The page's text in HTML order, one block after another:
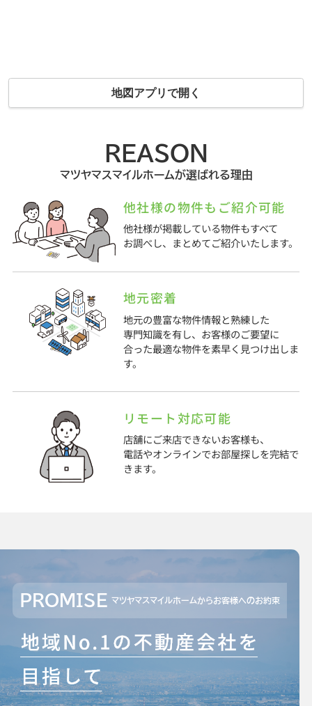
地図アプリで開く
REASON
マツヤマスマイルホームが選ばれる理由
他社様の物件もご紹介可能
他社様が掲載している物件もすべて
お調べし、まとめてご紹介いたします。
地元密着
地元の豊富な物件情報と熟練した
専門知識を有し、お客様のご要望に
合った最適な物件を素早く見つけ出しま
す。
リモート対応可能
店舗にご来店できないお客様も、
電話やオンラインでお部屋探しを完結で
きます。
PROMISE マツヤマスマイルホームからお客様へのお約束